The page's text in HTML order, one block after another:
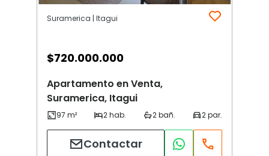
Suramerica | Itagui
$720.000.000
Apartamento en Venta,
Suramerica, Itagui
Contactar